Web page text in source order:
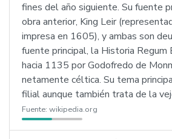
fines del año siguiente. Su fuente
obra anterior, King Leir
impresa en 1605), y ambas son
fuente principal, la Historia Regum
hacia 1135 por Godofredo de
netamente céltica. Su tema
filial aunque también trata de la
Fuente: wikipedia.org